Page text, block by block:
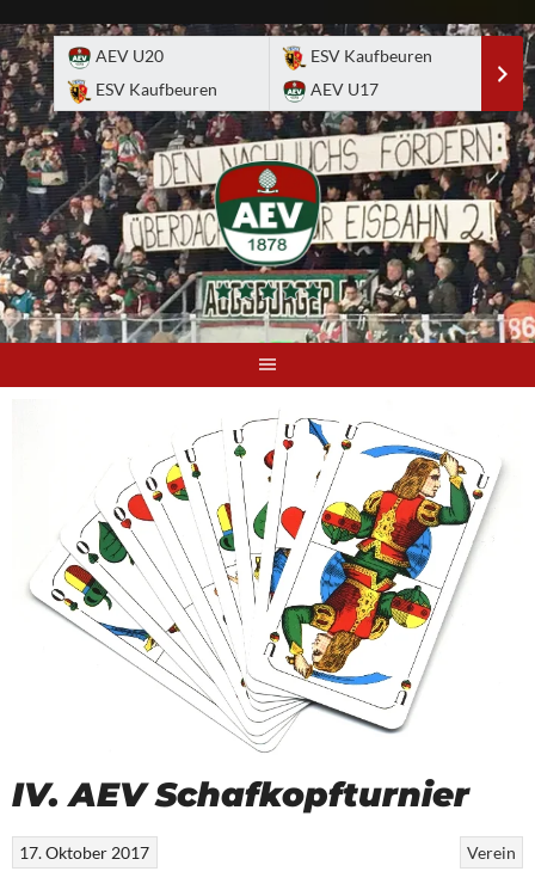
to
content
AEV U20
ESV Kaufbeuren
ESV Kaufbeuren
AEV U17
IV. AEV Schafkopfturnier
Verein
17. Oktober 2017